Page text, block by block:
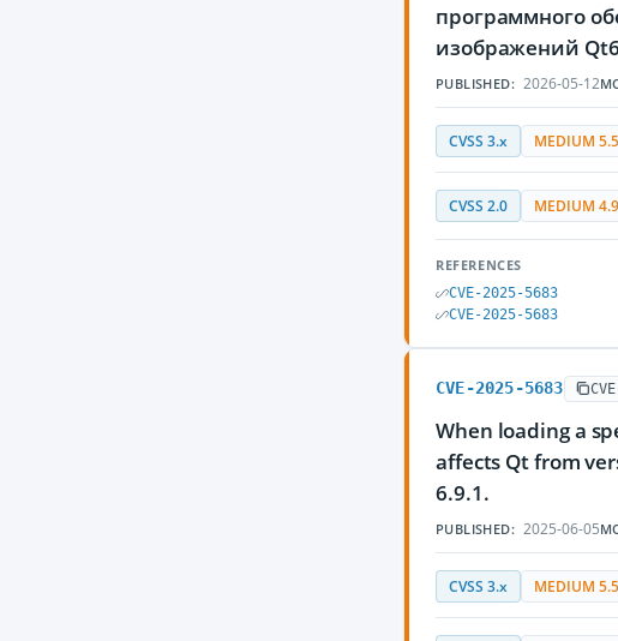
программного
изображений
PUBLISHED: 2026-05-12
CVSS 3.x MEDIUM 5.5
CVSS 2.0 MEDIUM 4.9
REFERENCES
CVE-2025-5683
CVE-2025-5683
CVE-2025-5683
When loading a
affects Qt from
6.9.1.
PUBLISHED: 2025-06-05
CVSS 3.x MEDIUM 5.5